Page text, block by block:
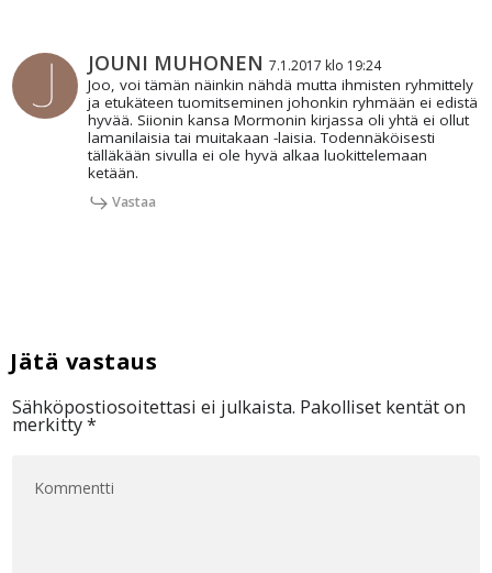
JOUNI MUHONEN 7.1.2017 klo 19:24
Joo, voi tämän näinkin nähdä mutta ihmisten ryhmittely
ja etukäteen tuomitseminen johonkin ryhmään ei edistä
hyvää. Siionin kansa Mormonin kirjassa oli yhtä ei ollut
lamanilaisia tai muitakaan -laisia. Todennäköisesti
tälläkään sivulla ei ole hyvä alkaa luokittelemaan
ketään.
Vastaa
Sähköpostiosoitettasi ei julkaista. Pakolliset kentät on
merkitty*